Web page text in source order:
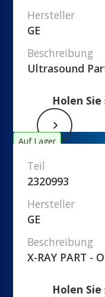
Hersteller
GE
Beschreibung
Ultrasound
Holen
Auf Lager
Teil
2320993
Hersteller
GE
Beschreibung
X-RAY PART -
Holen